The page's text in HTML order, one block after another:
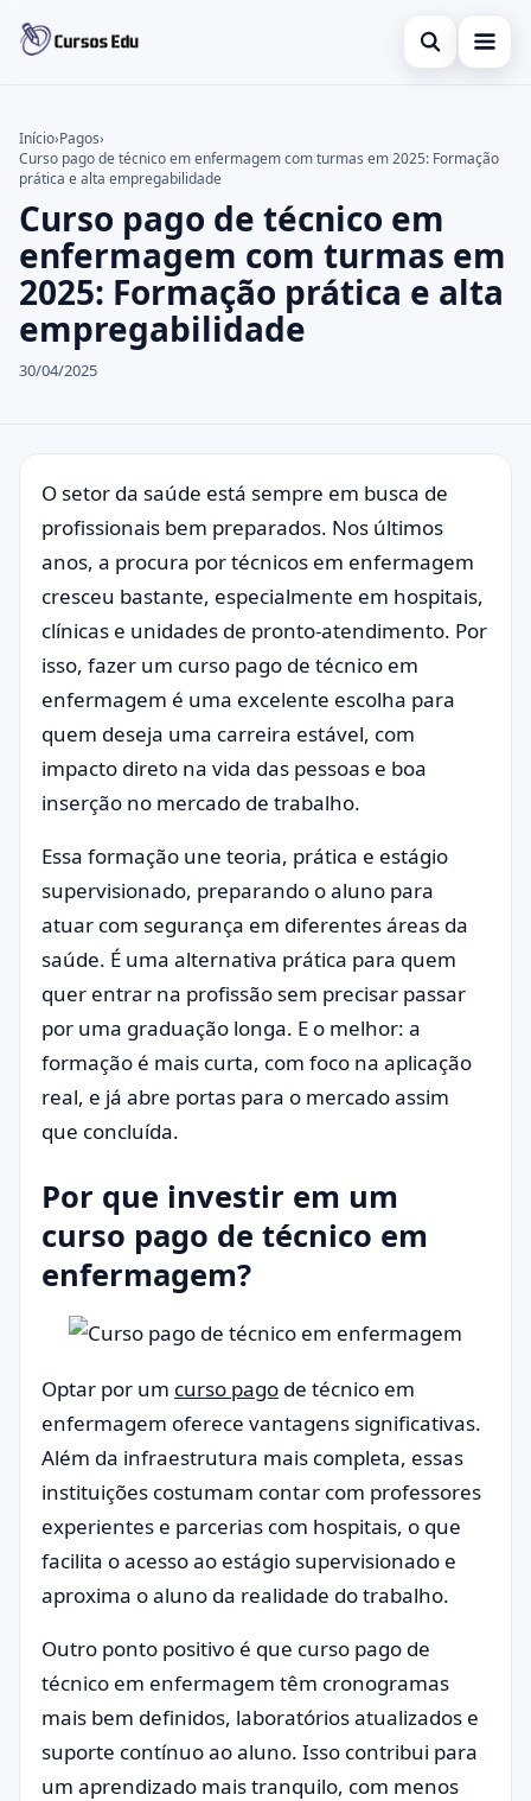
Abrir busca
Inglês
Idiomas
espanhol
Buscar no site
Buscar por:
Pressione Enter para buscar ou ESC para fechar.
Início›Pagos›
Curso pago de técnico em enfermagem com turmas em 2025: Formação
prática e alta empregabilidade
Curso pago de técnico em
enfermagem com turmas em
2025: Formação prática e alta
empregabilidade
30/04/2025
O setor da saúde está sempre em busca de
profissionais bem preparados. Nos últimos
anos, a procura por técnicos em enfermagem
cresceu bastante, especialmente em hospitais,
clínicas e unidades de pronto-atendimento. Por
isso, fazer um curso pago de técnico em
enfermagem é uma excelente escolha para
quem deseja uma carreira estável, com
impacto direto na vida das pessoas e boa
inserção no mercado de trabalho.
Essa formação une teoria, prática e estágio
supervisionado, preparando o aluno para
atuar com segurança em diferentes áreas da
saúde. É uma alternativa prática para quem
quer entrar na profissão sem precisar passar
por uma graduação longa. E o melhor: a
formação é mais curta, com foco na aplicação
real, e já abre portas para o mercado assim
que concluída.
Por que investir em um
curso pago de técnico em
enfermagem?
Optar por um curso pago de técnico em
enfermagem oferece vantagens significativas.
Além da infraestrutura mais completa, essas
instituições costumam contar com professores
experientes e parcerias com hospitais, o que
facilita o acesso ao estágio supervisionado e
aproxima o aluno da realidade do trabalho.
Outro ponto positivo é que curso pago de
técnico em enfermagem têm cronogramas
mais bem definidos, laboratórios atualizados e
suporte contínuo ao aluno. Isso contribui para
um aprendizado mais tranquilo, com menos